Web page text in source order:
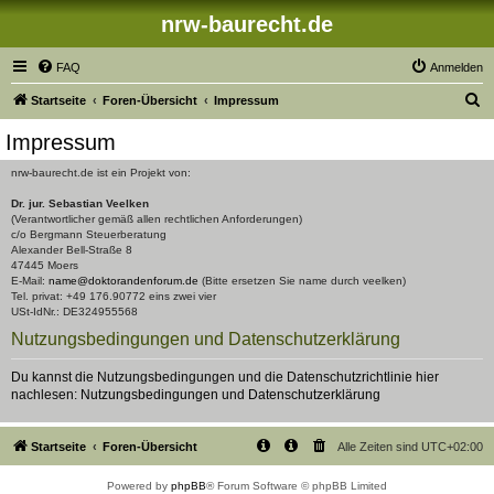
nrw-baurecht.de
FAQ Anmelden
Startseite Foren-Übersicht Impressum
Impressum
nrw-baurecht.de ist ein Projekt von:
Dr. jur. Sebastian Veelken
(Verantwortlicher gemäß allen rechtlichen Anforderungen)
c/o Bergmann Steuerberatung
Alexander Bell-Straße 8
47445 Moers
E-Mail: name@doktorandenforum.de (Bitte ersetzen Sie name durch veelken)
Tel. privat: +49 176.90772 eins zwei vier
USt-IdNr.: DE324955568
Nutzungsbedingungen und Datenschutzerklärung
Du kannst die Nutzungsbedingungen und die Datenschutzrichtlinie hier
nachlesen: Nutzungsbedingungen und Datenschutzerklärung
Startseite Foren-Übersicht Alle Zeiten sind UTC+02:00
Powered by phpBB® Forum Software © phpBB Limited